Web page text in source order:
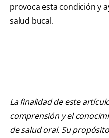
provoca esta condición y
salud bucal.
La finalidad de este
comprensión y el
de salud oral. Su